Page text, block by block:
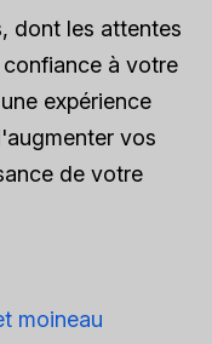
dont les attentes
à votre
expérience
vos
de votre
moineau